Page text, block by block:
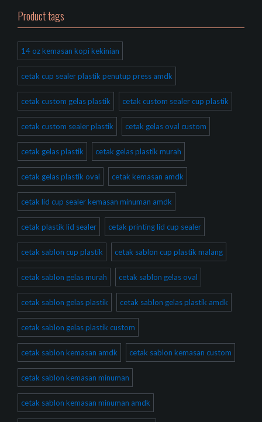
Product tags
14 oz kemasan kopi kekinian
cetak cup sealer plastik penutup press amdk
cetak custom gelas plastik cetak custom sealer cup plastik
cetak custom sealer plastik cetak gelas oval custom
cetak gelas plastik cetak gelas plastik murah
cetak gelas plastik oval cetak kemasan amdk
cetak lid cup sealer kemasan minuman amdk
cetak plastik lid sealer cetak printing lid cup sealer
cetak sablon cup plastik cetak sablon cup plastik malang
cetak sablon gelas murah cetak sablon gelas oval
cetak sablon gelas plastik cetak sablon gelas plastik amdk
cetak sablon gelas plastik custom
cetak sablon kemasan amdk cetak sablon kemasan custom
cetak sablon kemasan minuman
cetak sablon kemasan minuman amdk